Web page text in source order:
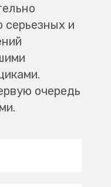
серьезных и
очередь